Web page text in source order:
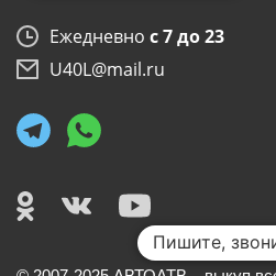
Ежедневно с 7 до 23
U40L@mail.ru
Пишите,